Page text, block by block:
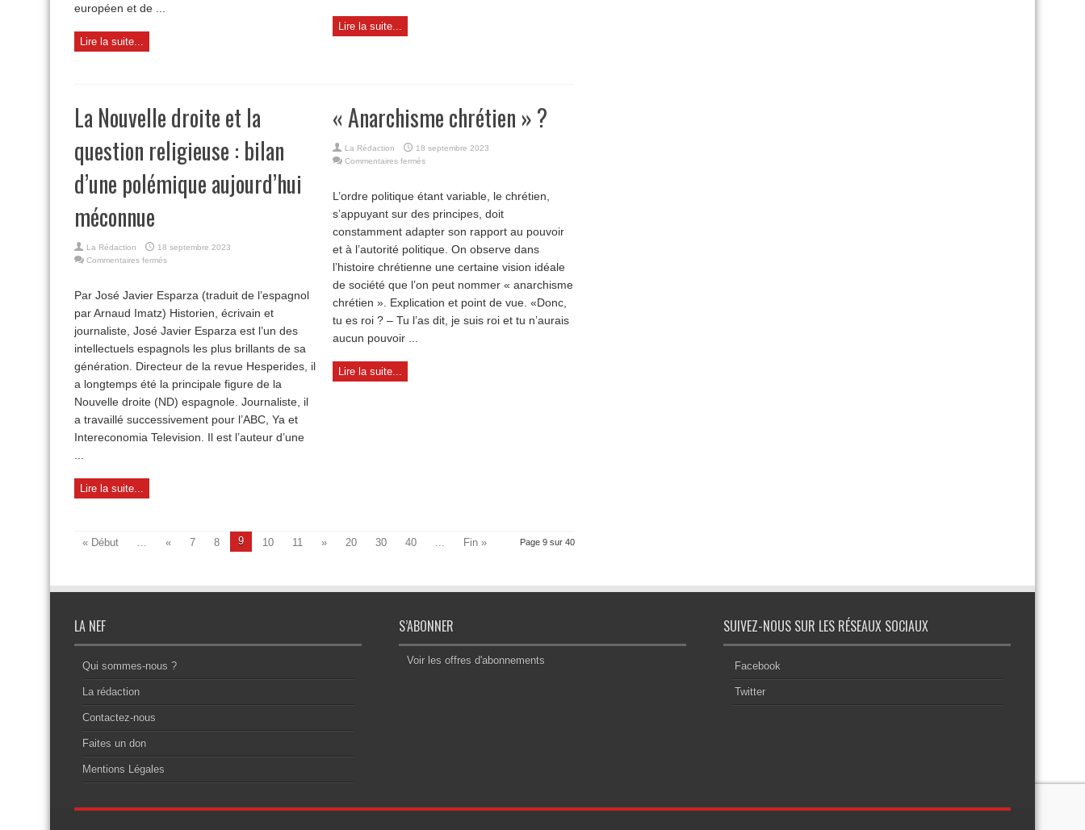
européen et de ...
Lire la suite...
Lire la suite...
La Nouvelle droite et la
question religieuse : bilan
d’une polémique aujourd’hui
méconnue
La Rédaction
18 septembre 2023
Commentaires fermés
droite
et
question
religieuse
d’une
polémique
aujourd’hui
Par José Javier Esparza (traduit de l’espagnol
par Arnaud Imatz) Historien, écrivain et
journaliste, José Javier Esparza est l’un des
intellectuels espagnols les plus brillants de sa
génération. Directeur de la revue Hesperides, il
a longtemps été la principale figure de la
Nouvelle droite (ND) espagnole. Journaliste, il
a travaillé successivement pour l’ABC, Ya et
Intereconomia Television. Il est l’auteur d’une
Lire la suite...
« Anarchisme chrétien » ?
La Rédaction
18 septembre 2023
Commentaires fermés
chrétien
»
L’ordre politique étant variable, le chrétien,
s’appuyant sur des principes, doit
constamment adapter son rapport au pouvoir
et à l’autorité politique. On observe dans
l’histoire chrétienne une certaine vision idéale
de société que l’on peut nommer « anarchisme
chrétien ». Explication et point de vue. «Donc,
tu es roi ? – Tu l’as dit, je suis roi et tu n’aurais
aucun pouvoir ...
Lire la suite...
Page 9 sur 40
« Début ... « 7 8 9 10 11 » 20 30 40 ... Fin »
LA NEF
Qui sommes-nous ?
La rédaction
Contactez-nous
Faites un don
Mentions Légales
S’ABONNER
Voir les offres d'abonnements
SUIVEZ-NOUS SUR LES RÉSEAUX SOCIAUX
Facebook
Twitter